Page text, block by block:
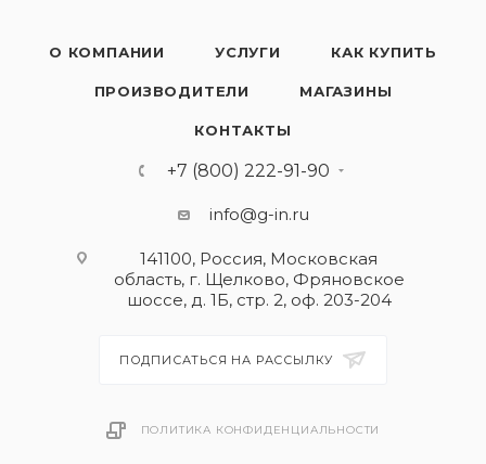
О КОМПАНИИ УСЛУГИ КАК КУПИТЬ
ПРОИЗВОДИТЕЛИ МАГАЗИНЫ
КОНТАКТЫ
+7 (800) 222-91-90
info@g-in.ru
141100, Россия, Московская
область, г. Щелково, Фряновское
шоссе, д. 1Б, стр. 2, оф. 203-204
ПОДПИСАТЬСЯ НА РАССЫЛКУ
ПОЛИТИКА КОНФИДЕНЦИАЛЬНОСТИ